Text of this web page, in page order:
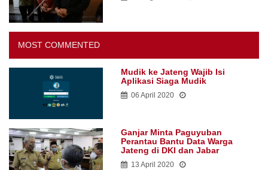
MOST COMMENTED
Mudik ke Jateng Wajib Isi
Aplikasi Siaga Mudik
06 April 2020
Ganjar Minta Paguyuban
Perantau Bantu Data Warga
Jateng di DKI dan Jabar
13 April 2020